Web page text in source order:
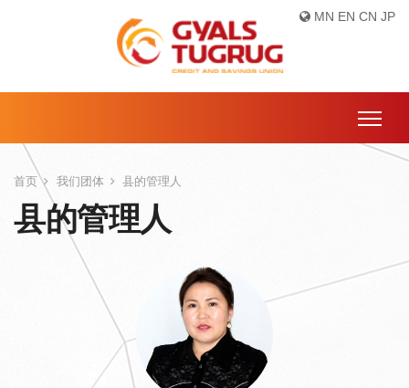
MN EN CN JP
首页 我们团体 县的管理人
县的管理人